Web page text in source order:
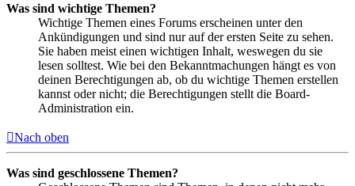
Was sind wichtige Themen?
Wichtige Themen eines Forums erscheinen unter den
Ankündigungen und sind nur auf der ersten Seite zu sehen.
Sie haben meist einen wichtigen Inhalt, weswegen du sie
lesen solltest. Wie bei den Bekanntmachungen hängt es von
deinen Berechtigungen ab, ob du wichtige Themen erstellen
kannst oder nicht; die Berechtigungen stellt die Board-
Administration ein.
Nach oben
Was sind geschlossene Themen?